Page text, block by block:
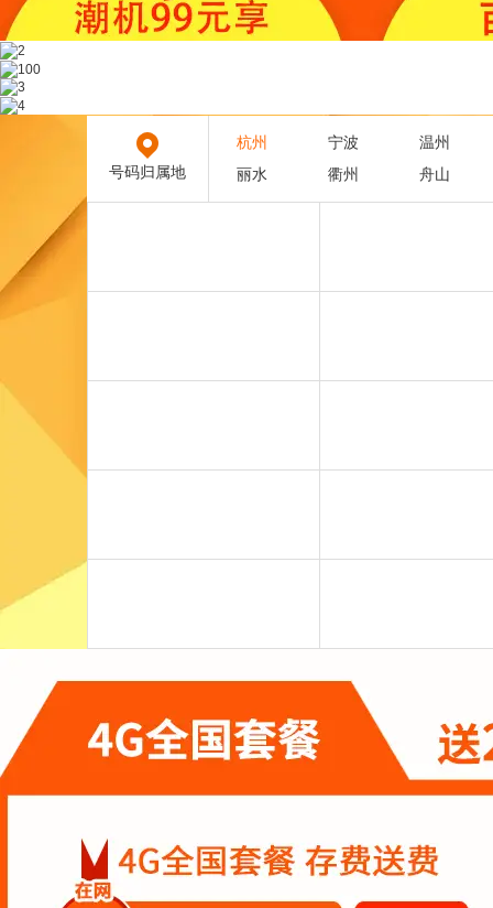
号码归属地
杭州 宁波
温州
丽水
衢州 舟山